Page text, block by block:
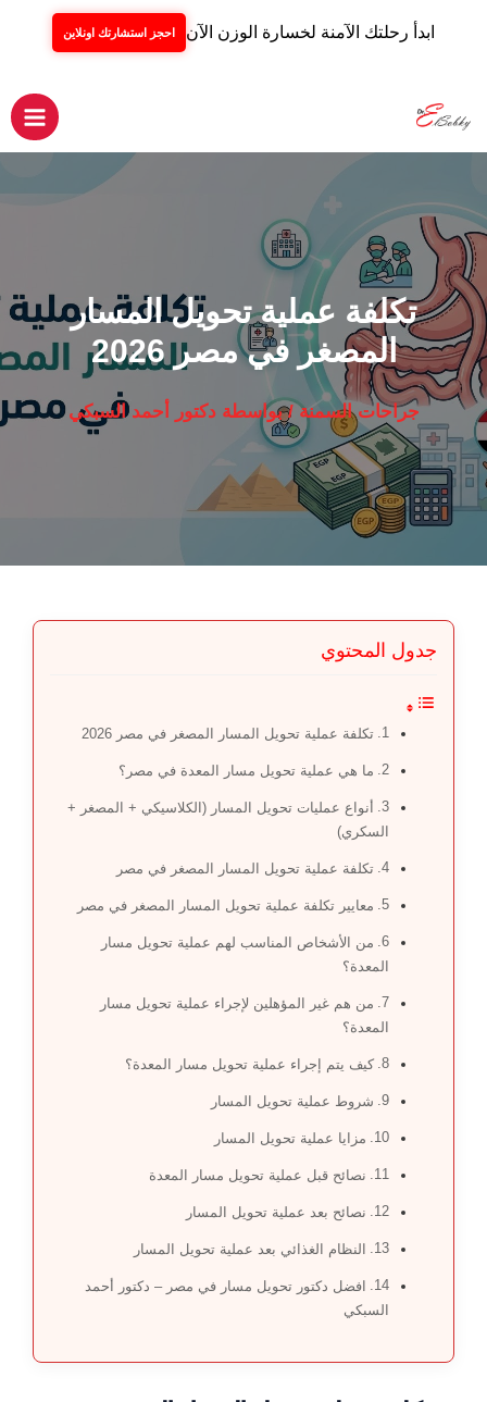
ابدأ رحلتك الآمنة لخسارة الوزن الآن احجز استشارتك اونلاين
المحتوى
تكلفة عملية تحويل المسار
المصغر في مصر 2026
جراحات السمنة/ بواسطة دكتور أحمد السبكي
جدول المحتوي
تكلفة عملية تحويل المسار المصغر في مصر 2026
ما هي عملية تحويل مسار المعدة في مصر؟
أنواع عمليات تحويل المسار (الكلاسيكي + المصغر +
السكري)
تكلفة عملية تحويل المسار المصغر في مصر
معايير تكلفة عملية تحويل المسار المصغر في مصر
من الأشخاص المناسب لهم عملية تحويل مسار
المعدة؟
من هم غير المؤهلين لإجراء عملية تحويل مسار
المعدة؟
كيف يتم إجراء عملية تحويل مسار المعدة؟
شروط عملية تحويل المسار
مزايا عملية تحويل المسار
نصائح قبل عملية تحويل مسار المعدة
نصائح بعد عملية تحويل المسار
النظام الغذائي بعد عملية تحويل المسار
افضل دكتور تحويل مسار في مصر – دكتور أحمد
السبكي